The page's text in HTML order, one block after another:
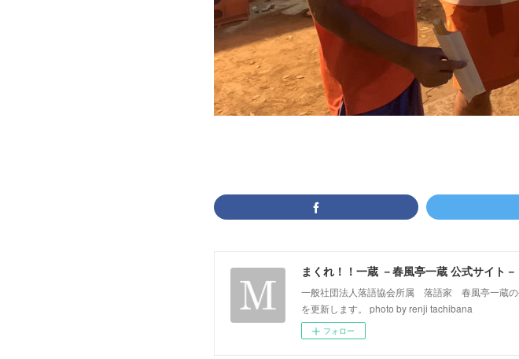
まくれ！！一蔵 －春風亭一蔵 公式サイト－
一般社団法人落語協会所属 落語家 春風亭一蔵の
を更新します。 photo by renji tachibana
フォロー